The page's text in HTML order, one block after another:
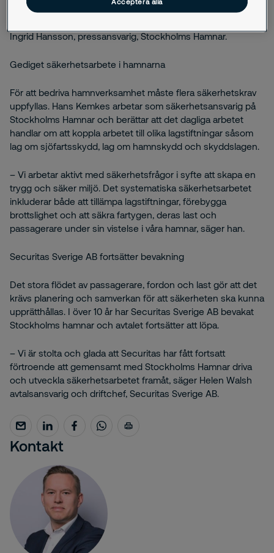
Kontakt
idag och den vanligaste typen av gods är varor som vi
Ingrid Hansson, pressansvarig, Stockholms Hamnar.
Gediget säkerhetsarbete i hamnarna
För att bedriva hamnverksamhet måste flera säkerhetskrav
uppfyllas. Hans Kemkes arbetar som säkerhetsansvarig på
Stockholms Hamnar och berättar att det dagliga arbetet
handlar om att koppla arbetet till olika lagstiftningar såsom
lag om sjöfartsskydd, lag om hamnskydd och skyddslagen.
– Vi arbetar aktivt med säkerhetsfrågor i syfte att skapa en
trygg och säker miljö. Det systematiska säkerhetsarbetet
inkluderar både att tillämpa lagstiftningar, förebygga
brottslighet och att säkra fartygen, deras last och
passagerare under sin vistelse i våra hamnar, säger han.
Securitas Sverige AB fortsätter bevakning
Det stora flödet av passagerare, fordon och last gör att det
krävs planering och samverkan för att säkerheten ska kunna
upprätthållas. I över 10 år har Securitas Sverige AB bevakat
Stockholms hamnar och avtalet fortsätter att löpa.
– Vi är stolta och glada att Securitas har fått fortsatt
förtroende att gemensamt med Stockholms Hamnar driva
och utveckla säkerhetsarbetet framåt, säger Helen Walsh
avtalsansvarig och driftchef, Securitas Sverige AB.